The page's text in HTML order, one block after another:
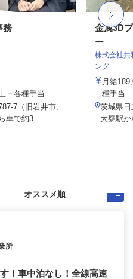
務
＋各種手当
7（旧岩井市、
車で約3...
金属3D
ー
株式会社共
ング
月給
種手当
茨城県日
大甕駅
所
！車中泊なし！全線高速